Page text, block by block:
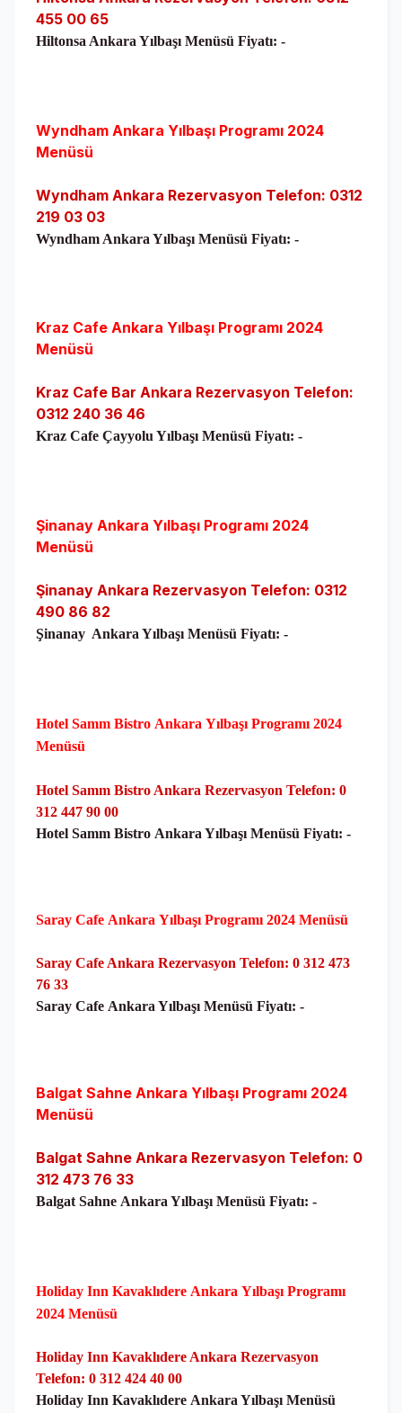
455 00 65
Hiltonsa Ankara Yılbaşı Menüsü Fiyatı: -
Wyndham Ankara Yılbaşı Programı 2024
Menüsü
Wyndham Ankara Rezervasyon Telefon: 0312
219 03 03
Wyndham Ankara Yılbaşı Menüsü Fiyatı: -
Kraz Cafe Ankara Yılbaşı Programı 2024
Menüsü
Kraz Cafe Bar Ankara Rezervasyon Telefon:
0312 240 36 46
Kraz Cafe Çayyolu Yılbaşı Menüsü Fiyatı: -
Şinanay Ankara Yılbaşı Programı 2024
Menüsü
Şinanay Ankara Rezervasyon Telefon: 0312
490 86 82
Şinanay Ankara Yılbaşı Menüsü Fiyatı: -
Hotel Samm Bistro Ankara Yılbaşı Programı 2024
Menüsü
Hotel Samm Bistro Ankara Rezervasyon Telefon: 0
312 447 90 00
Hotel Samm Bistro Ankara Yılbaşı Menüsü Fiyatı: -
Saray Cafe Ankara Yılbaşı Programı 2024 Menüsü
Saray Cafe Ankara Rezervasyon Telefon: 0 312 473
76 33
Saray Cafe Ankara Yılbaşı Menüsü Fiyatı: -
Balgat Sahne Ankara Yılbaşı Programı 2024
Menüsü
Balgat Sahne Ankara Rezervasyon Telefon: 0
312 473 76 33
Balgat Sahne Ankara Yılbaşı Menüsü Fiyatı: -
Holiday Inn Kavaklıdere Ankara Yılbaşı Programı
2024 Menüsü
Holiday Inn Kavaklıdere Ankara Rezervasyon
Telefon: 0 312 424 40 00
Holiday Inn Kavaklıdere Ankara Yılbaşı Menüsü